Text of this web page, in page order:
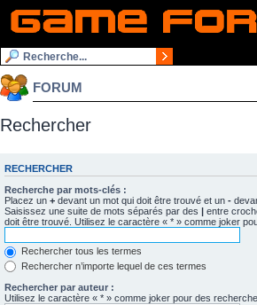
FORUM
Rechercher
RECHERCHER
Recherche par mots-clés :
Placez un + devant un mot qui doit être trouvé et un -
Saisissez une suite de mots séparés par des | entre
doit être trouvé. Utilisez le caractère « * » comme joker
Rechercher tous les termes
Rechercher n’importe lequel de ces termes
Rechercher par auteur :
Utilisez le caractère « * » comme joker pour des